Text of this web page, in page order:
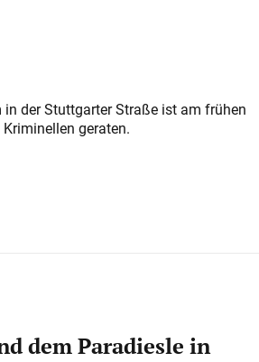
der Stuttgarter Straße ist am frühen
geraten.
dem Paradiesle in